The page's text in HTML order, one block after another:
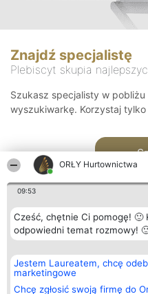
ORŁY Hurtownictwa
09:53
Cześć, chętnie Ci pomogę! 🙂
odpowiedni temat rozmowy!
Jestem Laureatem, chcę
marketingowe
Chcę zgłosić swoją firmę do
Znajdź specjalistę
Plebiscyt skupia
Szukasz specjalisty w
wyszukiwarkę. Korzystaj tylko
Organizator plebiscytu
Bright Side Solutions sp. z o.
o. sp. k.
ul. Ruska 22